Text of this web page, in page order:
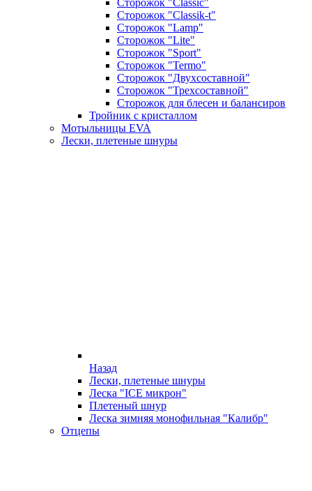
Сторожок "Classic"
Сторожок "Classik-t"
Сторожок "Lamp"
Сторожок "Lite"
Сторожок "Sport"
Сторожок "Termo"
Сторожок "Двухсоставной"
Сторожок "Трехсоставной"
Сторожок для блесен и балансиров
Тройник с кристаллом
Мотыльницы EVA
Лески, плетеные шнуры
Назад
Лески, плетеные шнуры
Леска "ICE микрон"
Плетеный шнур
Леска зимняя монофильная "Калибр"
Отцепы